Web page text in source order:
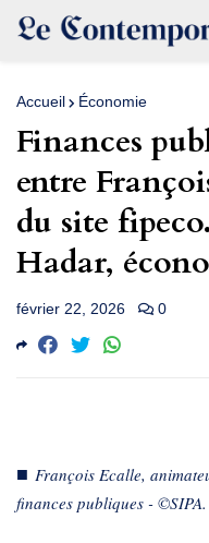
Accueil Économie
Finances
entre
du site
Hadar,
février 22, 2026 0
■ François Ecalle,
finances publiques - ©SIPA.